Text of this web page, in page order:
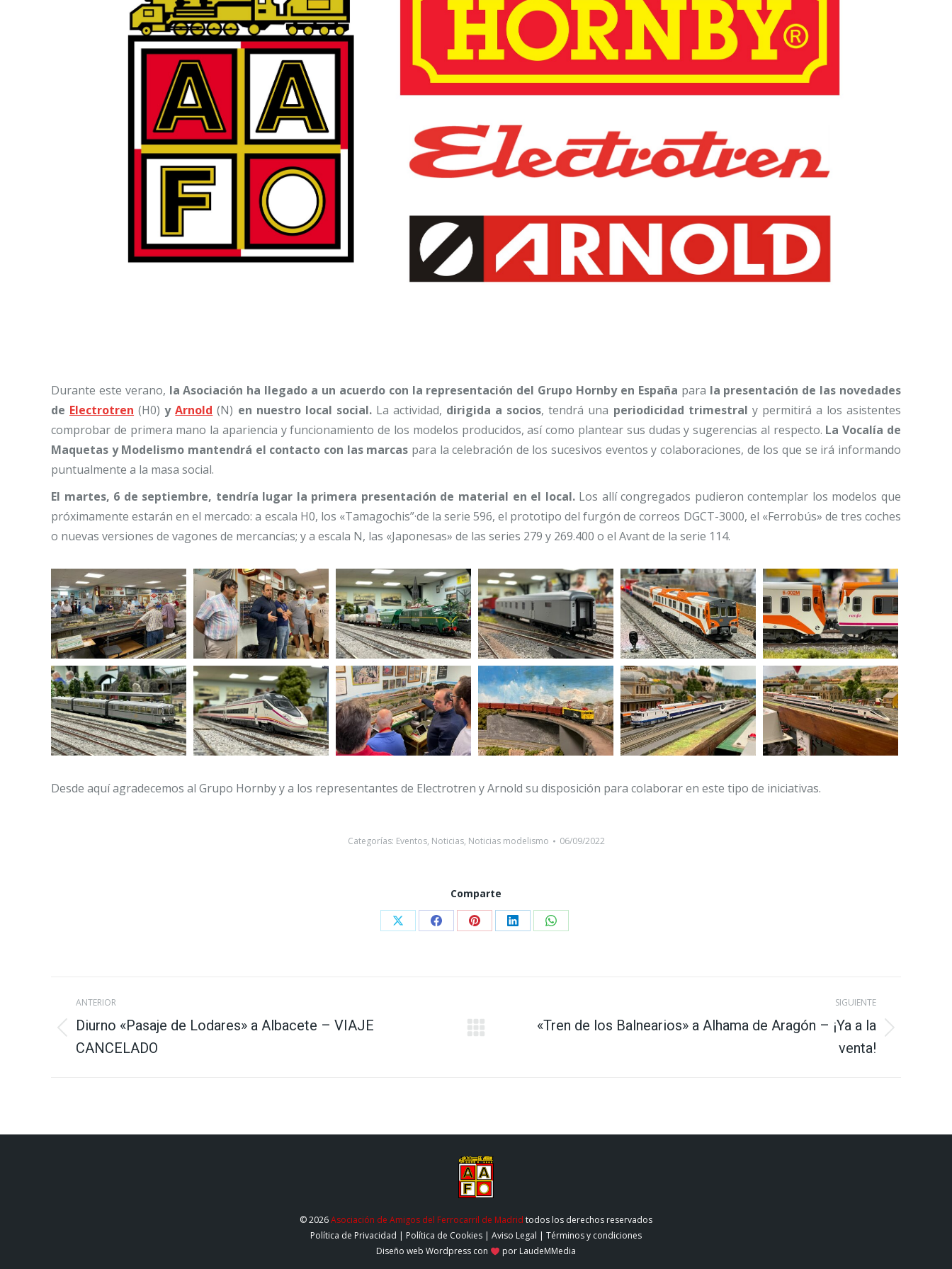
Durante este verano, la Asociación ha llegado a un acuerdo con la representación del Grupo Hornby en España para la presentación de las novedades
de Electrotren (H0)yArnold (N) en nuestro local social.La actividad, dirigida a socios, tendrá una periodicidad trimestral y permitirá a los asistentes
comprobar de primera mano la apariencia y funcionamiento de los modelos producidos, así como plantear sus dudas y sugerencias al respecto. La Vocalía de
Maquetas y Modelismo mantendrá el contacto con las marcas para la celebración de los sucesivos eventos y colaboraciones, de los que se irá informando
puntualmente a la masa social.
El martes, 6 de septiembre, tendría lugar la primera presentación de material en el local.Los allí congregados pudieron contemplar los modelos que
próximamente estarán en el mercado: a escala H0, los «Tamagochis”·de la serie 596, el prototipo del furgón de correos DGCT-3000, el «Ferrobús» de tres coches
o nuevas versiones de vagones de mercancías; y a escala N, las «Japonesas» de las series 279 y 269.400 o el Avant de la serie 114.
Desde aquí agradecemos al Grupo Hornby y a los representantes de Electrotren y Arnold su disposición para colaborar en este tipo de iniciativas.
Categorías: Eventos, Noticias, Noticias modelismo 06/09/2022
Comparte
CompartirCompartirCompartirCompartirCompartir
Navegación
entre
publicaciones
ANTERIOR
anterior:
Diurno «Pasaje de Lodares» a Albacete – VIAJE
CANCELADO
SIGUIENTE
«Tren de los Balnearios» a Alhama de Aragón – ¡Ya a la
venta!
© 2026Asociación de Amigos del Ferrocarril de Madrid todos los derechos reservados
Política de Privacidad
Política de Cookies Aviso Legal
Términos y condiciones
Diseño web Wordpress con por LaudeMMedia